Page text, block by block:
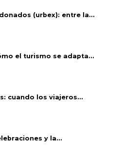
(urbex): entre la...
el turismo se adapta...
cuando los viajeros...
y la...